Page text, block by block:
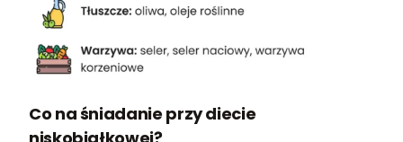
Co na śniadanie przy diecie